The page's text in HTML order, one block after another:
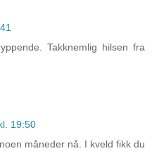
Takknemlig hilsen fra
19:50
måneder nå. I kveld fikk du